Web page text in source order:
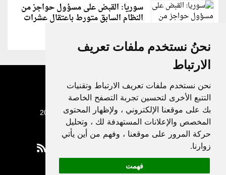
نحنُ نستخدم ملفات تعريف
الارتباط
نحن نستخدم ملفات تعريف الارتباط وتقنيات
التتبع الأخرى لتحسين تجربة التصفح الخاصة
بك على موقعنا الإلكتروني ، ولإظهار المحتوى
المخصص والإعلانات المستهدفة لك ، وتحليل
حركة المرور على موقعنا ، وفهم من أين يأتي
زوارنا.
فهمت
سوريا: القبض على مسؤول حواجز من
النظام السابق متورط باعتقال عشرات
جميع الحقوق محفوظة لدنيا الوطن © 2003 - 2022